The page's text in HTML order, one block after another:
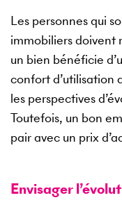
Les personnes qui
immobiliers doivent
un bien bénéficie
confort d’utilisation
les perspectives
Toutefois, un bon
pair avec un prix
Envisager